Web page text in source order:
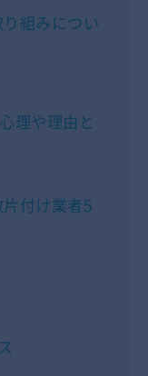
組みについ
理や理由と
付け業者5